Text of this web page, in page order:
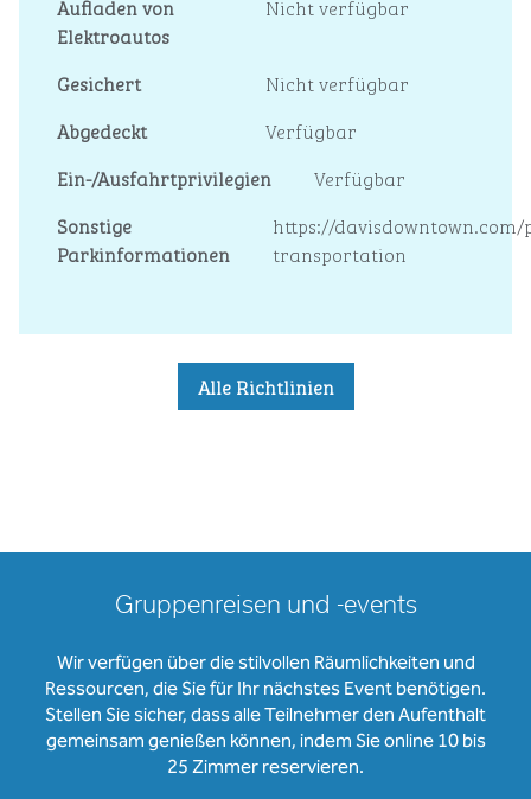
Aufladen von
Elektroautos
Nicht verfügbar
Gesichert
Nicht verfügbar
Abgedeckt
Verfügbar
Ein-/Ausfahrtprivilegien
Verfügbar
Sonstige
Parkinformationen
https://
transportation
Alle Richtlinien
Gruppenreisen und -events
Wir verfügen über die stilvollen Räumlichkeiten und
Ressourcen, die Sie für Ihr nächstes Event benötigen.
Stellen Sie sicher, dass alle Teilnehmer den Aufenthalt
gemeinsam genießen können, indem Sie online 10 bis
25 Zimmer reservieren.